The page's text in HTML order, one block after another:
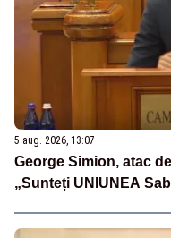
5 aug. 2026, 13:07
George Simion, atac
„Sunteți UNIUNEA